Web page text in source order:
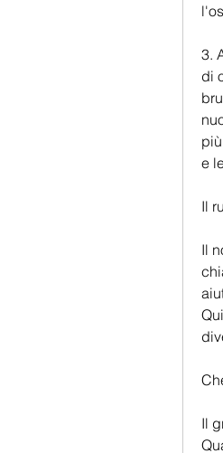
3.
di
e
Il
Il
Il